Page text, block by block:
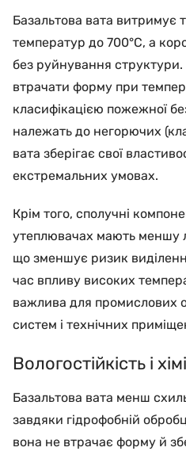
Базальтова вата витримує
температур до 700°C, а
без руйнування
втрачати форму при
класифікацією пожежної
належать до негорючих
вата зберігає свої
екстремальних умовах.
Крім того, сполучні
утеплювачах мають меншу
що зменшує ризик
час впливу високих
важлива для промислових
систем і технічних
Вологостійкість і
Базальтова вата менш
завдяки гідрофобній
вона не втрачає форму й